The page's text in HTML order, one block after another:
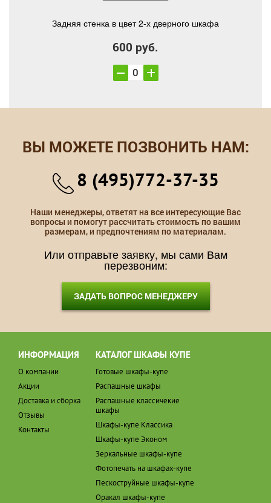
Задняя стенка в цвет 2-х дверного шкафа
600 руб.
ВЫ МОЖЕТЕ ПОЗВОНИТЬ НАМ:
8 (495)772-37-35
Наши менеджеры, ответят на все интересующие Вас
вопросы и помогут рассчитать стоимость по вашим
размерам, и предпочтениям по материалам.
Или отправьте заявку, мы сами Вам
перезвоним:
ЗАДАТЬ ВОПРОС МЕНЕДЖЕРУ
ИНФОРМАЦИЯ
О компании
Акции
Доставка и сборка
Отзывы
Контакты
КАТАЛОГ ШКАФЫ КУПЕ
Готовые шкафы-купе
Распашные шкафы
Распашные классичекие
шкафы
Шкафы-купе Классика
Шкафы-купе Эконом
Зеркальные шкафы-купе
Фотопечать на шкафах-купе
Пескоструйные шкафы-купе
Оракал шкафы-купе